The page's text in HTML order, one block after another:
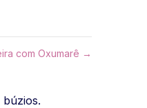
com Oxumarê →